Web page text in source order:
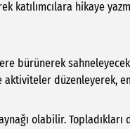
katılımcılara hikaye
bürünerek
düzenleyerek,
olabilir.